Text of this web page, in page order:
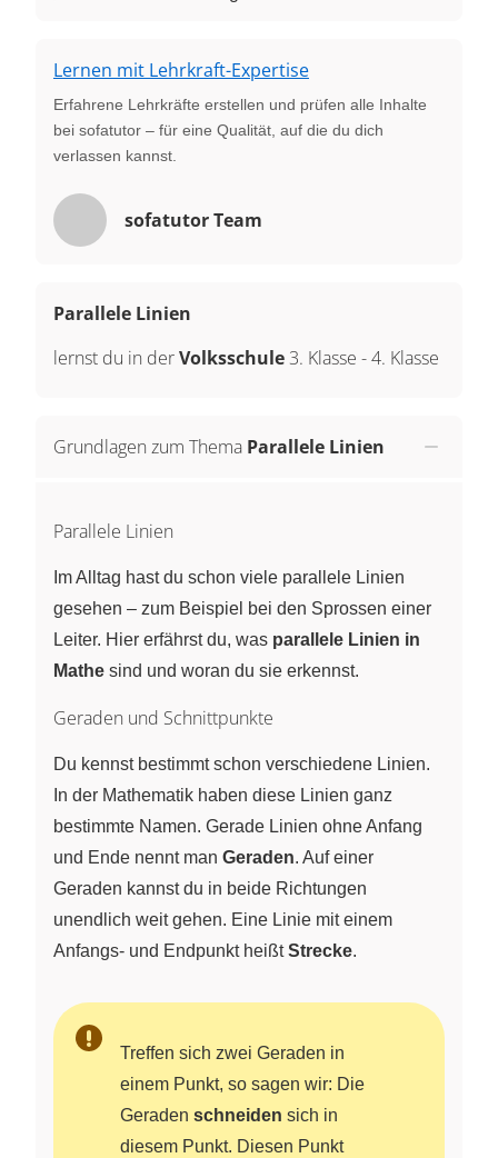
Lernen mit Lehrkraft-Expertise
Erfahrene Lehrkräfte erstellen und prüfen alle Inhalte
bei sofatutor – für eine Qualität, auf die du dich
verlassen kannst.
sofatutor Team
Parallele Linien
lernst du in derVolksschule 3. Klasse -4. Klasse
Grundlagen zum Thema Parallele Linien
Parallele Linien
Im Alltag hast du schon viele parallele Linien
gesehen – zum Beispiel bei den Sprossen einer
Leiter. Hier erfährst du, was parallele Linien in
Mathe sind und woran du sie erkennst.
Geraden und Schnittpunkte
Du kennst bestimmt schon verschiedene Linien.
In der Mathematik haben diese Linien ganz
bestimmte Namen. Gerade Linien ohne Anfang
und Ende nennt man Geraden. Auf einer
Geraden kannst du in beide Richtungen
unendlich weit gehen. Eine Linie mit einem
Anfangs- und Endpunkt heißtStrecke.
Treffen sich zwei Geraden in
einem Punkt, so sagen wir: Die
Geraden schneiden sich in
diesem Punkt. Diesen Punkt